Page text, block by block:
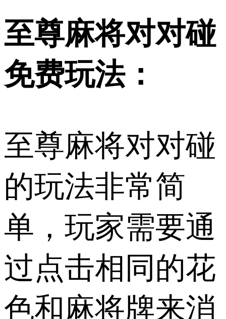
至尊麻将对对碰
免费玩法：
至尊麻将对对碰
的玩法非常简
单，玩家需要通
过点击相同的花
色和麻将牌来消